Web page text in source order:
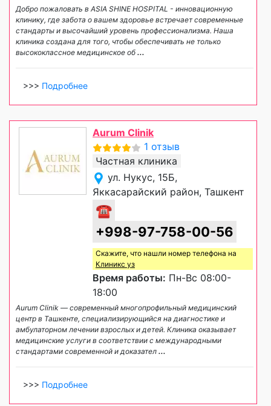
Добро пожаловать в ASIA SHINE HOSPITAL - инновационную
клинику, где забота о вашем здоровье встречает современные
стандарты и высочайший уровень профессионализма. Наша
клиника создана для того, чтобы обеспечивать не только
высококлассное медицинское об ...
>>> Подробнее
Aurum Clinik
1 отзыв
Частная клиника
ул. Нукус, 15Б,
Яккасарайский район, Ташкент
☎
+998-97-758-00-56
Скажите, что нашли номер телефона на
Клиникс уз
Время работы: Пн-Вс 08:00-
18:00
Aurum Clinik — современный многопрофильный медицинский
центр в Ташкенте, специализирующийся на диагностике и
амбулаторном лечении взрослых и детей. Клиника оказывает
медицинские услуги в соответствии с международными
стандартами современной и доказател ...
>>> Подробнее